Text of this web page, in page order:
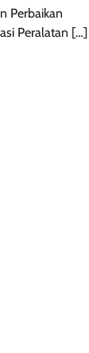
Perbaikan
Peralatan […]